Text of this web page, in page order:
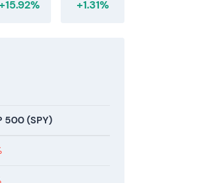
+15.92% +1.31%
500 (SPY)